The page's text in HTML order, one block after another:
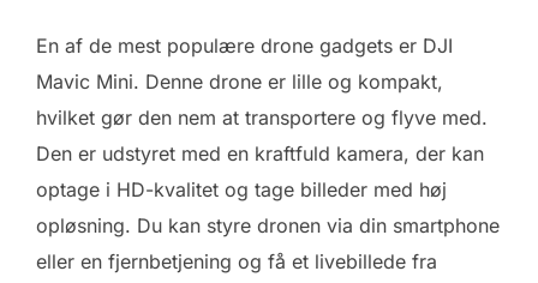
En af de mest populære drone gadgets er DJI
Mavic Mini. Denne drone er lille og kompakt,
hvilket gør den nem at transportere og flyve med.
Den er udstyret med en kraftfuld kamera, der kan
optage i HD-kvalitet og tage billeder med høj
opløsning. Du kan styre dronen via din smartphone
eller en fjernbetjening og få et livebillede fra